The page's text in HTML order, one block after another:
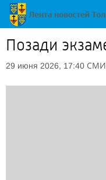
Позади
29 июня 2026, 17:40 СМИ